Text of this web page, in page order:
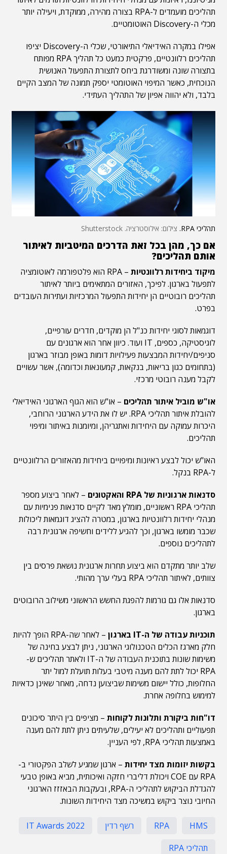
תהליכים מועמדים ל-RPA בצורה מהירה, ממוקדת, ויעילה יותר
מכלי ה-Discovery האוטומטיים.
אפילו במקרה האידיאלי התיאורטי, שכלי ה-Discovery יציפו
תהליכים רלוונטיים, פרקטית כמעט כל תהליך RPA מפותח
בתצורה שונה ומשודרגת ביחס לתצורת התפעול האנושית
הנוכחית, כאשר המיפוי האוטומטי יספק תמונה של המצב הקיים
בלבד, ולא יהווה אפיון של התהליך העתידי.
תהליכי RPA. צילום: אילוסטרציה. Shutterstock
אם כך, מהן בכל זאת הדרכים המיטביות לאיתור
אותם תהליכים?
מיקוד ביחידות רלוונטיות
– RPA הוא פלטפורמה לאוטומציה
לתפעול בארגון. לפיכך, האזורים המתאימים ביותר לאיתור
תהליכים רובוטיים הן יחידות התפעול המרכזיות ועתירות העובדים
בפרט.
דוגמאות לסוגי יחידות כנ"ל הן מוקדים, חדרים עורפיים,
לוגיסטיקה, כספים, IT ועוד. כיוון אחר הוא ארגונים עם
סניפים/יחידות המבצעות פעילויות דומות באופן מבוזר בארגון
(בתחומים כגון בריאות, בנקאות, קמעונאות וכדומה), אשר עשויים
לקבל מענה רובוטי מרכזי.
או"ש מוביל איתור תהליכים – או"ש הוא הגוף הארגוני האידיאלי
להובלת איתור תהליכי RPA. יש לו את הידע הארגוני הרוחבי,
היכרות עמוקה עם היחידות ואתגריהן, ומיומנות באיתור ומיפוי
תהליכים.
האו"ש יכול לבצע ראיונות ומיפויים ביחידות מהאזורים הרלוונטיים
ל-RPA בנקל.
סדנאות ארגוניות של RPA והאקטונים
– לאחר ביצוע מספר
תהליכי RPA ראשוניים, מומלץ מאד לקיים סדנאות פנימיות עם
מנהלי יחידות רלוונטיות בארגון, במטרה להציג דוגמאות ליכולות
שכבר מומשו בארגון, וכך להגיע ללידים וחשיפה ארגונית רבה
לתהליכים נוספים.
שלב יותר מתקדם הוא ביצוע תחרות ארגונית נושאת פרסים בין
צוותים, לאיתור תהליכי RPA בעלי ערך מהותי.
סדנאות אלו גם גורמות להפגת החשש הראשוני משילוב הרובוטים
בארגון.
תוכניות עבודה של ה-IT בארגון
– לאחר שה-RPA הופך להיות
חלק מארגז הכלים הטכנולוגי הארגוני, ניתן לבצע בחינה של
משימות שונות בתוכנית העבודה של ה-IT ולאתר תהליכים ש-
RPA יכול לתת להם מענה מיטבי בעלות תועלת למול יתר
החלופות, כולל יישום משימות שביצוען נדחה, מאחר שאינן כדאיות
למימוש בחלופה אחרת.
דו"חות ביקורת ותלונות לקוחות – מציפים בין היתר סיכונים
תפעוליים ותהליכים לא יעילים, שלעיתים ניתן לתת להם מענה
באמצעות תהליכי RPA, לפי העניין.
בקשות יזומות מצד יחידות – ארגון שמגיע לשלב הפקטורי ב-
RPA עם COE ויכולת דליברי חזקה ואיכותית, מביא באופן טבעי
להגדלת הביקוש לתהליכי ה-RPA, ובעקבות הבאזזז הארגוני
החיובי נוצר ביקוש במשיכה מצד היחידות השונות.
HMS
RPA רשף רדין
IT Awards 2022
תהליכי RPA